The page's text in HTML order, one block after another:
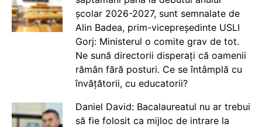
școlar 2026-2027, sunt semnalate de
Alin Badea, prim-vicepreședinte USLI
Gorj: Ministerul o comite grav de tot.
Ne sună directorii disperați că oamenii
rămân fără posturi. Ce se întâmplă cu
învățătorii, cu educatorii?
Daniel David: Bacalaureatul nu ar trebui
să fie folosit ca mijloc de intrare la